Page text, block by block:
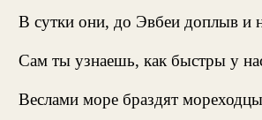
В сутки они, до Эвбеи доплыв и
Сам ты узнаешь, как быстры у
Веслами море браздят